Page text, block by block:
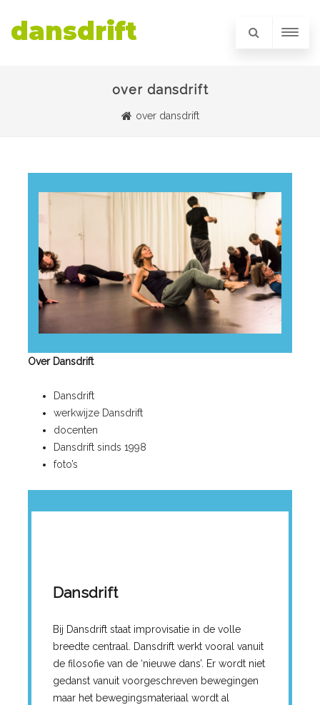
dansdrift
over dansdrift
over dansdrift
Over Dansdrift
Dansdrift
werkwijze Dansdrift
docenten
Dansdrift sinds 1998
foto’s
Dansdrift
Bij Dansdrift staat improvisatie in de volle
breedte centraal. Dansdrift werkt vooral vanuit
de filosofie van de ‘nieuwe dans’. Er wordt niet
gedanst vanuit voorgeschreven bewegingen
maar het bewegingsmateriaal wordt al